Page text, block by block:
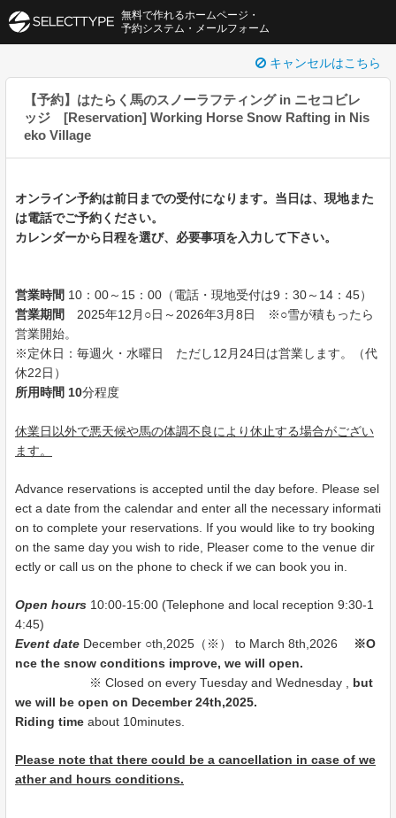
キャンセルはこちら
【予約】はたらく馬のスノーラフティング in ニセコビレ
ッジ [Reservation] Working Horse Snow Rafting in Nis
eko Village
オンライン予約は前日までの受付になります。当日は、現地また
は電話でご予約ください。
カレンダーから日程を選び、必要事項を入力して下さい。
営業時間 10：00～15：00（電話・現地受付は9：30～14：45）
営業期間
2025年12月○日～2026年3月8日 ※○雪が積もったら
営業開始。
※定休日：毎週火・水曜日 ただし12月24日は営業します。（代
休22日）
所用時間 10分程度
休業日以外で悪天候や馬の体調不良により休止する場合がござい
ます。
Advance reservations is accepted until the day before. Please sel
ect a date from the calendar and enter all the necessary informati
on to complete your reservations. If you would like to try booking
on the same day you wish to ride, Pleaser come to the venue dir
ectly or call us on the phone to check if we can book you in.
Open hours 10:00-15:00 (Telephone and local reception 9:30-1
4:45)
Event date December ○th,2025（※） to March 8th,2026
※O
nce the snow conditions improve, we will open.
※ Closed on every Tuesday and Wednesday , but
we will be open on December 24th,2025.
Riding time about 10minutes.
Please note that there could be a cancellation in case of we
ather and hours conditions.
無料で作れるホームページ・
予約システム・メールフォーム